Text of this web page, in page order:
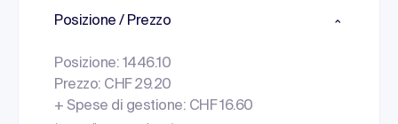
Posizione / Prezzo
Posizione: 1446.10
Prezzo: CHF 29.20
+ Spese di gestione: CHF 16.60